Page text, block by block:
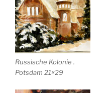
Russische Kolonie .
Potsdam 21×29